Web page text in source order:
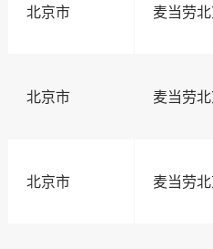
北京市 麦当劳
北京市 麦当劳
北京市 麦当劳